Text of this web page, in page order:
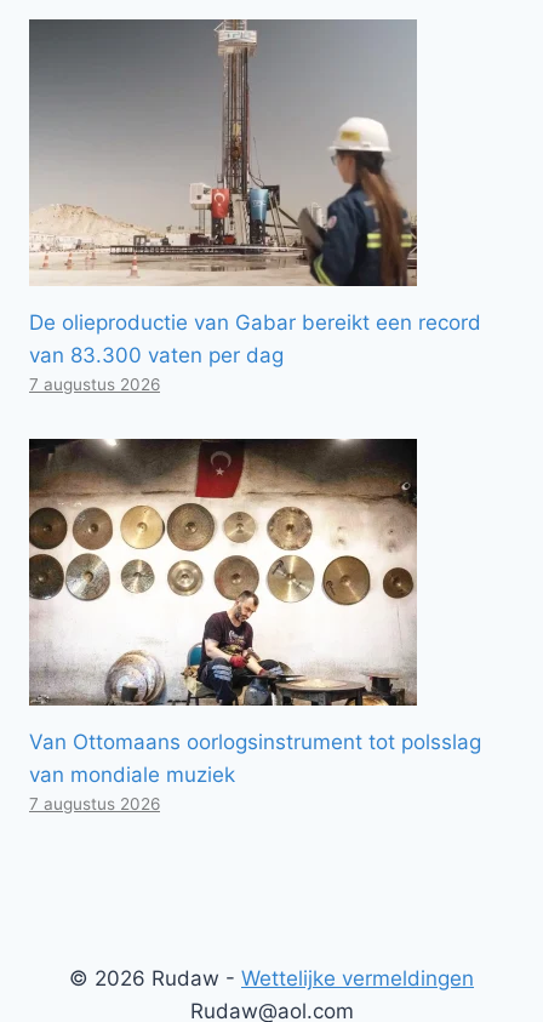
De olieproductie van Gabar bereikt een record
van 83.300 vaten per dag
7 augustus 2026
Van Ottomaans oorlogsinstrument tot polsslag
van mondiale muziek
7 augustus 2026
© 2026 Rudaw - Wettelijke vermeldingen
Rudaw@aol.com